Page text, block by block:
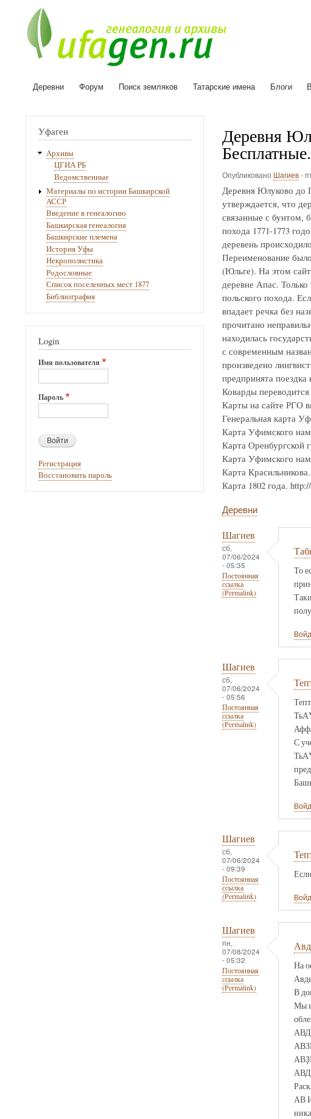
Основная
Деревни Форум Поиск земляков Татарские имена Блоги
Деревня
Бесплатные.
Опубликовано Шагиев-
Деревня Юлуково до
утверждается, что
связанные с бунтом,
похода 1771-1773
деревень
Переименование
(Юльге). На этом
деревне Апас.
польского похода.
впадает речка без
прочитано
находилась
с современным
произведено
предпринята
Коварды
Карты на сайте РГО
Генеральная карта
Карта Уфимского
Карта Оренбургской
Карта Уфимского
Карта
Карта 1802 года.
Деревни
Шагиев
сб,
07/06/2024
- 05:35
Постоянная
ссылка
(Permalink)
То
Шагиев
сб,
07/06/2024
- 05:56
Постоянная
ссылка
(Permalink)
С
Шагиев
сб,
07/06/2024
- 09:39
Постоянная
ссылка
(Permalink)
Шагиев
пн,
07/08/2024
- 05:32
Постоянная
ссылка
(Permalink)
На
В
Мы
АВ
Уфаген
Архивы
ЦГИА РБ
Ведомственные
Материалы по истории Башкирской
АССР
Введение в генеалогию
Башкирская генеалогия
Башкирские племена
История Уфы
Некрополистика
Родословные
Список поселенных мест 1877
Библиография
Login
Имя пользователя
Пароль
Регистрация
Восстановить пароль